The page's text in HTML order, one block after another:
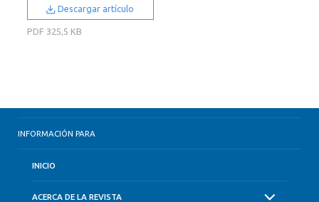
Descargar artículo
PDF 325,5 KB
INFORMACIÓN PARA
INICIO
ACERCA DE LA REVISTA